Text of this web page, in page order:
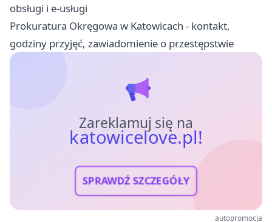
obsługi i e-usługi
Prokuratura Okręgowa w Katowicach - kontakt,
godziny przyjęć, zawiadomienie o przestępstwie
Zareklamuj się na
katowicelove.pl!
SPRAWDŹ SZCZEGÓŁY
autopromocja